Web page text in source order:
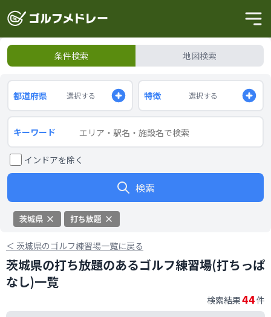
条件検索 地図検索
都道府県 選択する 特徴 選択する
キーワード
インドアを除く
検索
茨城県 打ち放題
＜ 茨城県のゴルフ練習場一覧に戻る
茨城県の打ち放題のあるゴルフ練習場(打ちっぱ
なし)一覧
検索結果44件